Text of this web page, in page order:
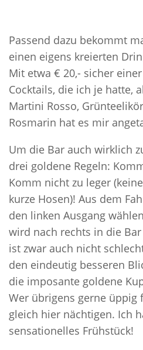
Passend dazu bekommt
einen eigens kreierten
Mit etwa € 20,- sicher
Cocktails, die ich je hatte,
Martini Rosso,
Rosmarin hat es mir
Um die Bar auch wirklich
drei goldene Regeln:
Komm nicht zu leger
kurze Hosen)! Aus dem
den linken Ausgang
wird nach rechts in die
ist zwar auch nicht
den eindeutig besseren
die imposante goldene
Wer übrigens gerne üppig
gleich hier nächtigen. Ich
sensationelles Frühstück!